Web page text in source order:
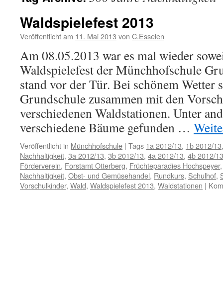
Waldspielefest 2013
Veröffentlicht am 11. Mai 2013 von C.Esselen
Am 08.05.2013 war es mal wieder
Waldspielefest der Münchhofschule
stand vor der Tür. Bei schönem Wetter
Grundschule zusammen mit den
verschiedenen Waldstationen. Unter
verschiedene Bäume gefunden …
Veröffentlicht in Münchhofschule | Tags 1a 2012/13, 1b 2012/13
Nachhaltigkeit, 3a 2012/13, 3b 2012/13, 4a 2012/13, 4b 2012/13
Förderverein, Forstamt Otterberg, Früchteparadies Hochspeyer
Nachhaltigkeit, Obst- und Gemüsehandel, Rundkurs, Schulhof,
Vorschulkinder, Wald, Waldspielefest 2013, Waldstationen |